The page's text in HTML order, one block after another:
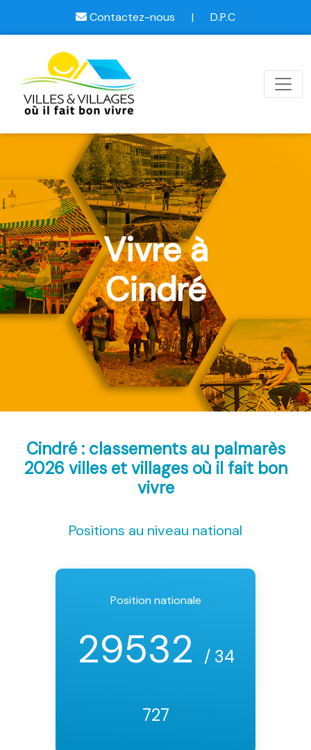
Contactez-nous | D.P.C
Vivre à
Cindré
Cindré : classements au palmarès
2026 villes et villages où il fait bon
vivre
Positions au niveau national
Position nationale
29532 / 34
727